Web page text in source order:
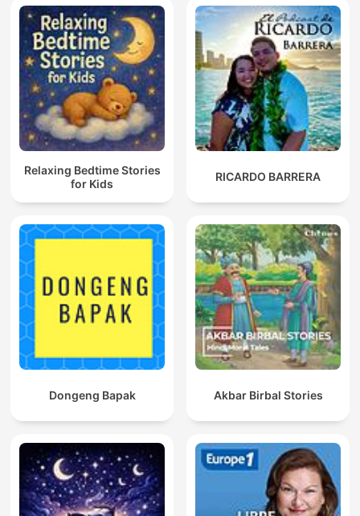
Relaxing Bedtime Stories
for Kids
RICARDO BARRERA
Dongeng Bapak Akbar Birbal Stories